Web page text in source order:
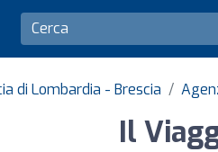
di Lombardia - Brescia
Il